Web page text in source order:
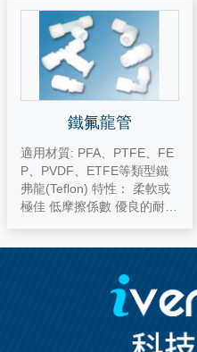
鐵氟龍管
適用材質: PFA、PTFE、FE
P、PVDF、ETFE等類型鐵
弗龍(Teflon) 特性： 柔軟或
極佳 低摩擦係數 優良的耐化
業 醫療儀器 化學與製藥工業
熱交換器 食品工業